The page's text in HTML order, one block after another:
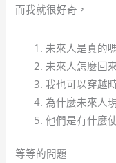
而我就很好奇，
未來人是真的
未來人怎麼回
我也可以穿越
為什麼未來人
他們是有什麼
等等的問題